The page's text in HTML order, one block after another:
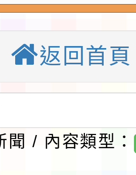
桃園市運動會
」海洋艇及
公費接種對象擴
度迎新活動暨
程表
學年度第1學
考代課鐘點教
辦理後續甄選)
園市115學年
點」1份
學年度學生
返回首頁
/ 內容類型：